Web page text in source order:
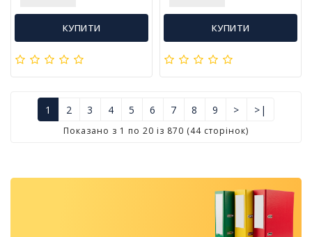
КУПИТИ КУПИТИ
1 2 3 4 5 6 7 8 9 > >|
Показано з 1 по 20 із 870 (44 сторінок)